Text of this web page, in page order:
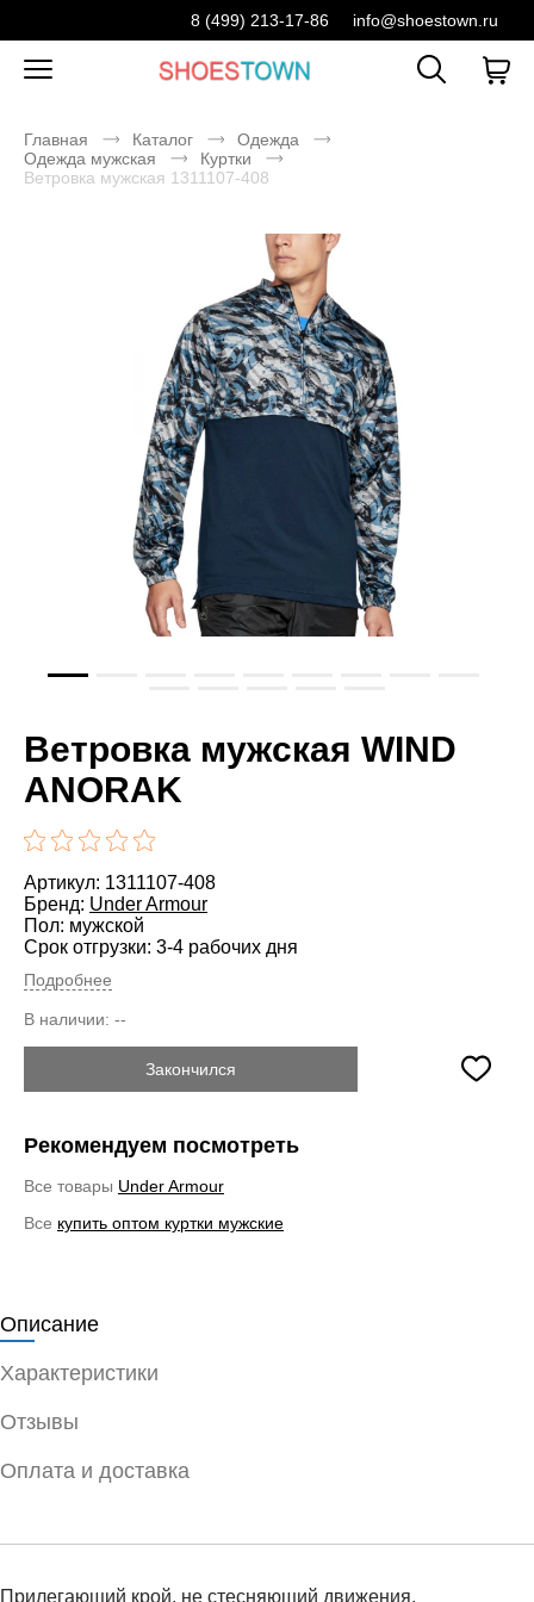
8 (499) 213-17-86 info@shoestown.ru
Главная Каталог
Одежда
Одежда мужская
Куртки
Ветровка мужская 1311107-408
Ветровка мужская WIND
ANORAK
Артикул: 1311107-408
Бренд: Under Armour
Пол: мужской
Срок отгрузки: 3-4 рабочих дня
Подробнее
В наличии: --
Закончился
Рекомендуем посмотреть
Все товары Under Armour
Все купить оптом куртки мужские
Описание
Характеристики
Отзывы
Оплата и доставка
Прилегающий крой, не стесняющий движения.